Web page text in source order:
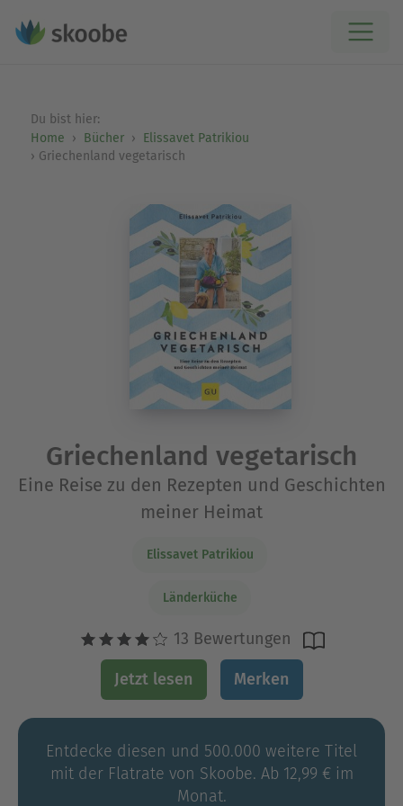
Du bist hier:
Home
Bücher
Elissavet Patrikiou
Griechenland vegetarisch
Griechenland vegetarisch
Eine Reise zu den Rezepten und Geschichten
meiner Heimat
Elissavet Patrikiou
Länderküche
13 Bewertungen
Jetzt lesen Merken
Entdecke diesen und 500.000 weitere Titel
mit der Flatrate von Skoobe. Ab 12,99 € im
Monat.